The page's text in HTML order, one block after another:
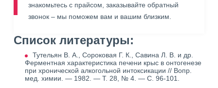
знакомьтесь с прайсом, заказывайте обратный
звонок – мы поможем вам и вашим близким.
Список литературы:
Тутельян В. А., Сороковая Г. К., Савина Л. В. и др.
Ферментная характеристика печени крыс в онтогенезе
при хронической алкогольной интоксикации // Вопр.
мед. химии. — 1982. — Т. 28, № 4. — С. 96-101.